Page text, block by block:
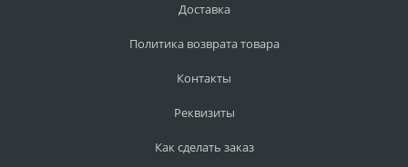
Доставка
Политика возврата товара
Контакты
Реквизиты
Как сделать заказ